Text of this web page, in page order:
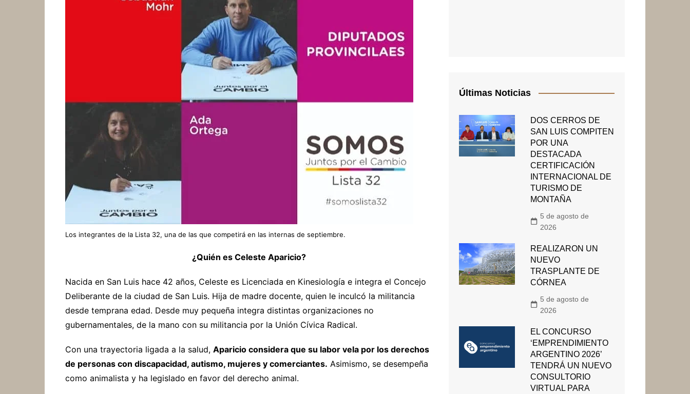
Los integrantes de la Lista 32, una de las que competirá en las internas de septiembre.
¿Quién es Celeste Aparicio?
Nacida en San Luis hace 42 años, Celeste es Licenciada en Kinesiología e integra el Concejo
Deliberante de la ciudad de San Luis. Hija de madre docente, quien le inculcó la militancia
desde temprana edad. Desde muy pequeña integra distintas organizaciones no
gubernamentales, de la mano con su militancia por la Unión Cívica Radical.
Con una trayectoria ligada a la salud, Aparicio considera que su labor vela por los derechos
de personas con discapacidad, autismo, mujeres y comerciantes. Asimismo, se desempeña
como animalista y ha legislado en favor del derecho animal.
Últimas Noticias
DOS CERROS DE
SAN LUIS COMPITEN
POR UNA
DESTACADA
CERTIFICACIÓN
INTERNACIONAL DE
TURISMO DE
MONTAÑA
5 de agosto de
2026
REALIZARON UN
NUEVO
TRASPLANTE DE
CÓRNEA
5 de agosto de
2026
EL CONCURSO
‘EMPRENDIMIENTO
ARGENTINO 2026’
TENDRÁ UN NUEVO
CONSULTORIO
VIRTUAL PARA